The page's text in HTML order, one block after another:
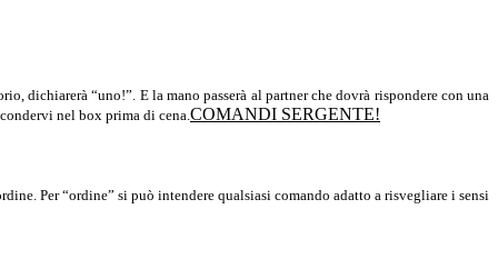
dichiarerà “uno!”. E la mano passerà al partner che dovrà rispondere con una
nel box prima di cena. COMANDI SERGENTE!
Per “ordine” si può intendere qualsiasi comando adatto a risvegliare i sensi